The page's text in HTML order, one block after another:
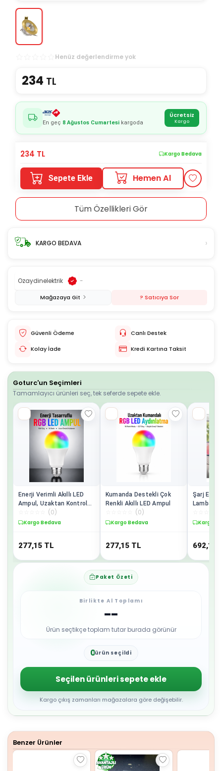
Henüz değerlendirme yok
234 TL
En geç 8 Ağustos Cumartesi kargoda
Ücretsiz
Kargo
234 TL Kargo Bedava
Sepete Ekle Hemen Al
Tüm Özellikleri Gör
KARGO BEDAVA ›
Ozaydinelektrik -
Mağazaya Git ? Satıcıya Sor
Güvenli Ödeme
Canlı Destek
Kolay İade
Kredi Kartına Taksit
Goturc'un Seçimleri
Tamamlayıcı ürünleri seç, tek seferde sepete ekle.
Enerji Verimli Akıllı LED
Ampul, Uzaktan Kontrol
(0)
Kargo Bedava
277,15 TL
Kumanda Destekli Çok
Renkli Akıllı LED Ampul
(0)
Kargo Bedava
277,15 TL
Şarj
Lambası
Kargo
692,11
Paket Özeti
Birlikte Al Toplamı
--
Ürün seçtikçe toplam tutar burada görünür
0
2
3
4
5
6
8
ürün seçildi
Seçilen ürünleri sepete ekle
Kargo çıkış zamanları mağazalara göre değişebilir.
Benzer Ürünler